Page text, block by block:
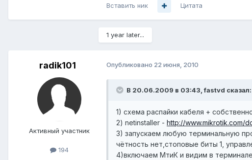
Вставить ник Цитата
1 year later...
radik101
Активный участник
194
Опубликовано 22 июня, 2010
В 20.06.2009 в 03:43, fastvd сказал:
1) схема распайки кабеля +
2) netinstaller - http://www.mikrotik.com/
3) запускаем любую терминальную
чётность нет,стоповые биты 1,
4)включаем МтиК и видим в